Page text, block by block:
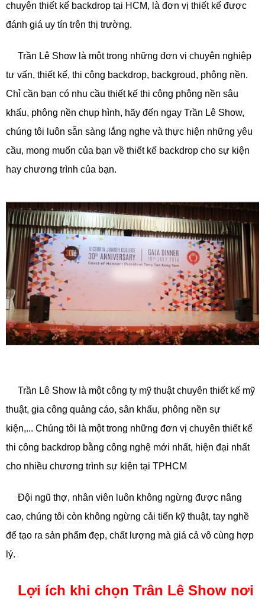
chuyên thiết kế backdrop tại HCM, là đơn vị thiết kế được
đánh giá uy tín trên thị trường.
Trần Lê Show là một trong những đơn vị chuyên nghiệp
tư vấn, thiết kế, thi công backdrop, backgroud, phông nền.
Chỉ cần bạn có nhu cầu thiết kế thi công phông nền sâu
khấu, phông nền chụp hình, hãy đến ngay Trần Lê Show,
chúng tôi luôn sẵn sàng lắng nghe và thực hiện những yêu
cầu, mong muốn của bạn về thiết kế backdrop cho sự kiện
hay chương trình của bạn.
Trần Lê Show là một công ty mỹ thuật chuyên thiết kế mỹ
thuật, gia công quảng cáo, sân khấu, phông nền sự
kiện,... Chúng tôi là một trong những đơn vị chuyên thiết kế
thi công backdrop bằng công nghệ mới nhất, hiện đại nhất
cho nhiều chương trình sự kiện tại TPHCM
Đội ngũ thợ, nhân viên luôn không ngừng được nâng
cao, chúng tôi còn không ngừng cải tiến kỹ thuật, tay nghề
để tạo ra sản phẩm đẹp, chất lượng mà giá cả vô cùng hợp
lý.
Lợi ích khi chọn Trân Lê Show nơi